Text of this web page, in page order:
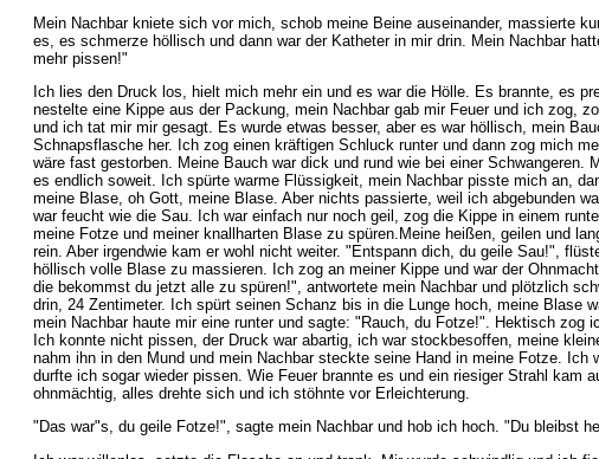
Mein Nachbar kniete sich vor mich, schob meine Beine auseinander, massierte
es, es schmerze höllisch und dann war der Katheter in mir drin. Mein Nachbar
mehr pissen!"
Ich lies den Druck los, hielt mich mehr ein und es war die Hölle. Es brannte, es
nestelte eine Kippe aus der Packung, mein Nachbar gab mir Feuer und ich zog,
und ich tat mir mir gesagt. Es wurde etwas besser, aber es war höllisch, mein
Schnapsflasche her. Ich zog einen kräftigen Schluck runter und dann zog mich
wäre fast gestorben. Meine Bauch war dick und rund wie bei einer
es endlich soweit. Ich spürte warme Flüssigkeit, mein Nachbar pisste mich an,
meine Blase, oh Gott, meine Blase. Aber nichts passierte, weil ich abgebunden
war feucht wie die Sau. Ich war einfach nur noch geil, zog die Kippe in einem
meine Fotze und meiner knallharten Blase zu spüren.Meine heißen, geilen und
rein. Aber irgendwie kam er wohl nicht weiter. "Entspann dich, du geile Sau!",
höllisch volle Blase zu massieren. Ich zog an meiner Kippe und war der
die bekommst du jetzt alle zu spüren!", antwortete mein Nachbar und plötzlich
drin, 24 Zentimeter. Ich spürt seinen Schanz bis in die Lunge hoch, meine Blase
mein Nachbar haute mir eine runter und sagte: "Rauch, du Fotze!". Hektisch zog
Ich konnte nicht pissen, der Druck war abartig, ich war stockbesoffen, meine
nahm ihn in den Mund und mein Nachbar steckte seine Hand in meine Fotze.
durfte ich sogar wieder pissen. Wie Feuer brannte es und ein riesiger Strahl
ohnmächtig, alles drehte sich und ich stöhnte vor Erleichterung.
"Das war"s, du geile Fotze!", sagte mein Nachbar und hob ich hoch. "Du bleibst